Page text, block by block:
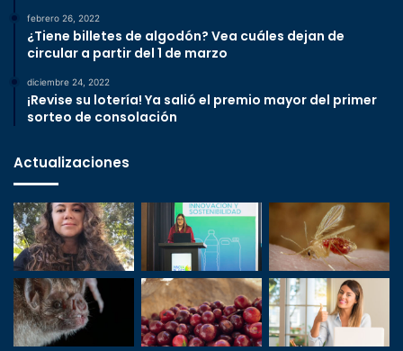
febrero 26, 2022
¿Tiene billetes de algodón? Vea cuáles dejan de
circular a partir del 1 de marzo
diciembre 24, 2022
¡Revise su lotería! Ya salió el premio mayor del primer
sorteo de consolación
Actualizaciones